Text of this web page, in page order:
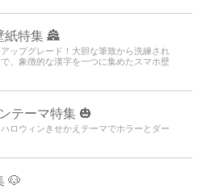
紙特集 🏯
ップグレード！大胆な筆致から洗練され
、象徴的な漢字を一つに集めたスマホ壁
テーマ特集 🎃
ロウィンきせかえテーマでホラーとダー
🐶